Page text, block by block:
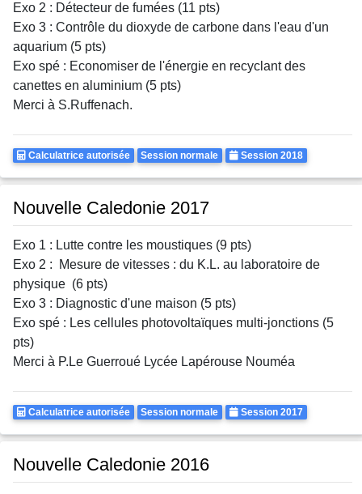
Exo 2 : Détecteur de fumées (11 pts)
Exo 3 : Contrôle du dioxyde de carbone dans l'eau d'un
aquarium (5 pts)
Exo spé : Economiser de l'énergie en recyclant des
canettes en aluminium (5 pts)
Merci à S.Ruffenach.
Calculatrice
Calculatrice autorisée Rattrapages
Session normale Annee
Session 2018
Nouvelle Caledonie 2017
Exo 1 : Lutte contre les moustiques (9 pts)
Exo 2 : Mesure de vitesses : du K.L. au laboratoire de
physique (6 pts)
Exo 3 : Diagnostic d'une maison (5 pts)
Exo spé : Les cellules photovoltaïques multi-jonctions (5
pts)
Merci à P.Le Guerroué Lycée Lapérouse Nouméa
Calculatrice
Calculatrice autorisée Rattrapages
Session normale Annee
Session 2017
Nouvelle Caledonie 2016